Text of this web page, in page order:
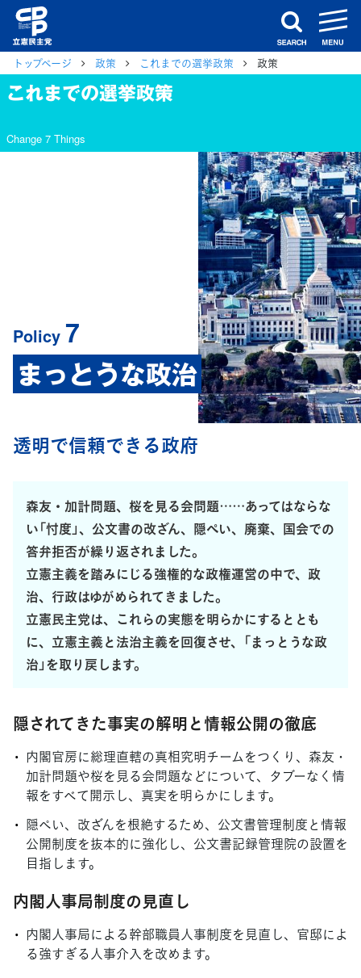
search
トップページ 政策 これまでの選挙政策 政策
これまでの選挙政策
Change 7 Things
Policy 7
まっとうな政治
透明で信頼できる政府
森友・加計問題、桜を見る会問題……あってはならな
い「忖度」、公文書の改ざん、隠ぺい、廃棄、国会での
答弁拒否が繰り返されました。
立憲主義を踏みにじる強権的な政権運営の中で、政
治、行政はゆがめられてきました。
立憲民主党は、これらの実態を明らかにするととも
に、立憲主義と法治主義を回復させ、「まっとうな政
治」を取り戻します。
隠されてきた事実の解明と情報公開の徹底
内閣官房に総理直轄の真相究明チームをつくり、森友・
加計問題や桜を見る会問題などについて、タブーなく情
報をすべて開示し、真実を明らかにします。
隠ぺい、改ざんを根絶するため、公文書管理制度と情報
公開制度を抜本的に強化し、公文書記録管理院の設置を
目指します。
内閣人事局制度の見直し
内閣人事局による幹部職員人事制度を見直し、官邸によ
る強すぎる人事介入を改めます。